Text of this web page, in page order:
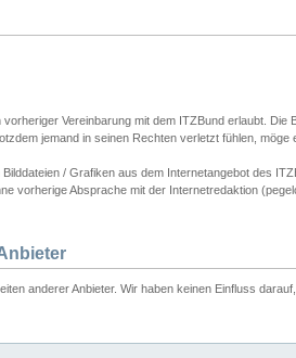
Vereinbarung mit dem ITZBund erlaubt. Die
jemand in seinen Rechten verletzt fühlen, möge
/ Grafiken aus dem Internetangebot des
vorherige Absprache mit der Internetredaktion
anderer Anbieter. Wir haben keinen Einfluss